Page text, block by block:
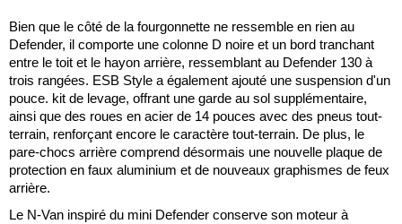
Bien que le côté de la fourgonnette ne ressemble en rien au
Defender, il comporte une colonne D noire et un bord tranchant
entre le toit et le hayon arrière, ressemblant au Defender 130 à
trois rangées. ESB Style a également ajouté une suspension d'un
pouce. kit de levage, offrant une garde au sol supplémentaire,
ainsi que des roues en acier de 14 pouces avec des pneus tout-
terrain, renforçant encore le caractère tout-terrain. De plus, le
pare-chocs arrière comprend désormais une nouvelle plaque de
protection en faux aluminium et de nouveaux graphismes de feux
arrière.
Le N-Van inspiré du mini Defender conserve son moteur à